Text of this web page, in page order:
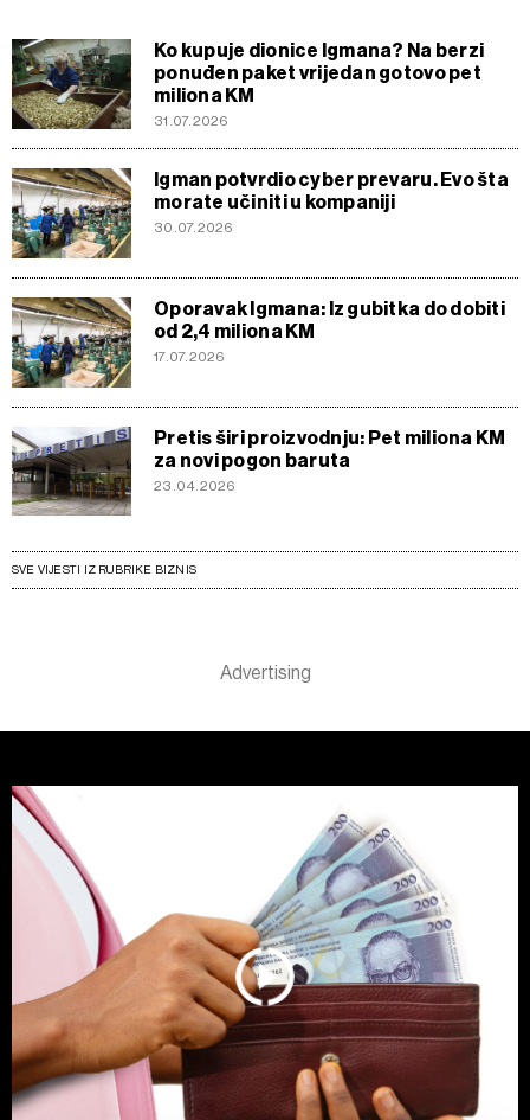
Ko kupuje dionice Igmana? Na berzi
ponuđen paket vrijedan gotovo pet
miliona KM
31.07.2026
Igman potvrdio cyber prevaru. Evo šta
morate učiniti u kompaniji
30.07.2026
Oporavak Igmana: Iz gubitka do dobiti
od 2,4 miliona KM
17.07.2026
Pretis širi proizvodnju: Pet miliona KM
za novi pogon baruta
23.04.2026
SVE VIJESTI IZ RUBRIKE BIZNIS